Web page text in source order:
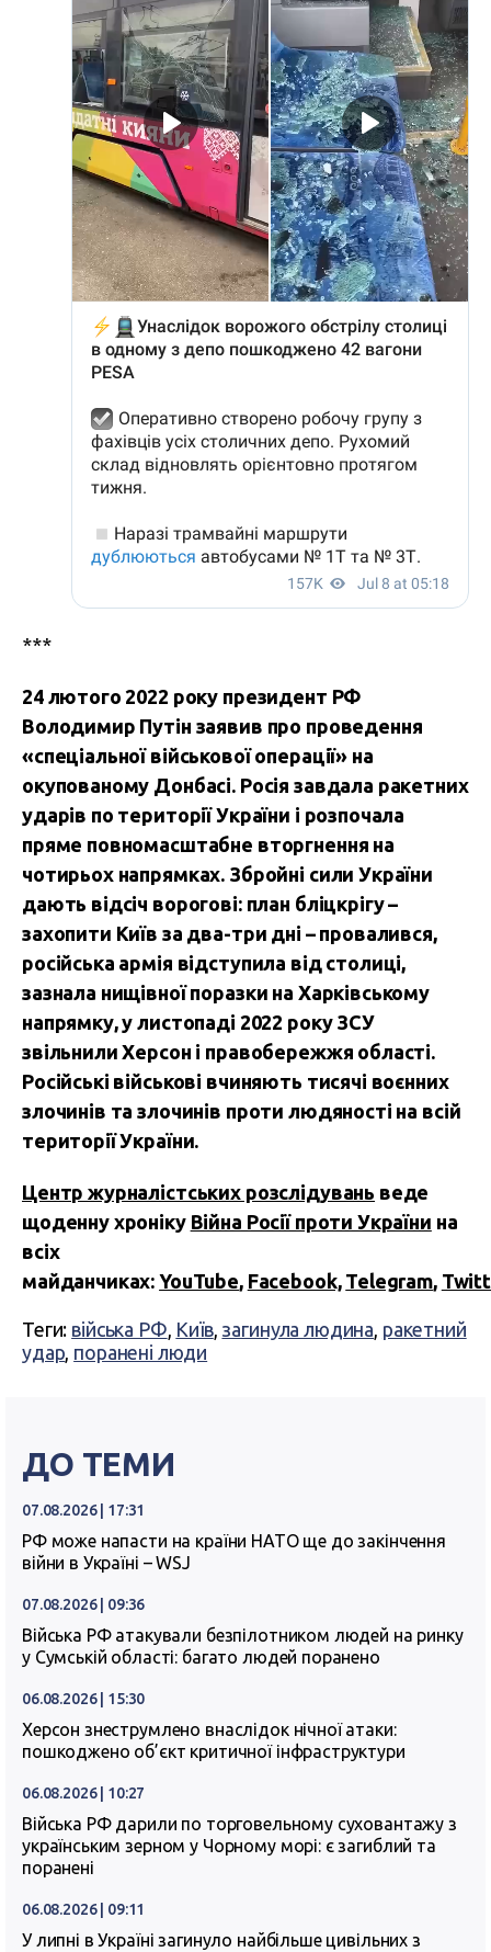
***
24 лютого 2022 року президент РФ
Володимир Путін заявив про проведення
«спеціальної військової операції» на
окупованому Донбасі. Росія завдала ракетних
ударів по території України і розпочала
пряме повномасштабне вторгнення на
чотирьох напрямках. Збройні сили України
дають відсіч ворогові: план бліцкрігу –
захопити Київ за два-три дні – провалився,
російська армія відступила від столиці,
зазнала нищівної поразки на Харківському
напрямку, у листопаді 2022 року ЗСУ
звільнили Херсон і правобережжя області.
Російські військові вчиняють тисячі воєнних
злочинів та злочинів проти людяності на всій
території України.
Центр журналістських розслідувань веде
щоденну хроніку Війна Росії проти України на
всіх
майданчиках:YouTube, Facebook, Telegram,
Теги: війська РФ, Київ, загинула людина, ракетний
удар, поранені люди
ДО ТЕМИ
07.08.2026 | 17:31
РФ може напасти на країни НАТО ще до закінчення
війни в Україні – WSJ
07.08.2026 | 09:36
Війська РФ атакували безпілотником людей на ринку
у Сумській області: багато людей поранено
06.08.2026 | 15:30
Херсон знеструмлено внаслідок нічної атаки:
пошкоджено об’єкт критичної інфраструктури
06.08.2026 | 10:27
Війська РФ дарили по торговельному суховантажу з
українським зерном у Чорному морі: є загиблий та
поранені
06.08.2026 | 09:11
У липні в Україні загинуло найбільше цивільних з